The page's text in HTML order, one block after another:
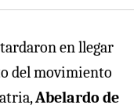
en llegar
del movimiento
Abelardo de